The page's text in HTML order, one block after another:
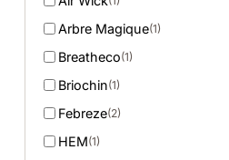
Arbre Magique(1)
Breatheco(1)
Briochin(1)
Febreze(2)
HEM(1)